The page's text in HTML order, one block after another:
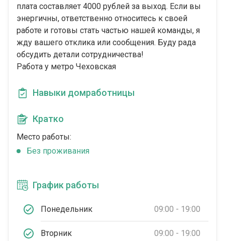
плата составляет 4000 рублей за выход. Если вы
энергичны, ответственно относитесь к своей
работе и готовы стать частью нашей команды, я
жду вашего отклика или сообщения. Буду рада
обсудить детали сотрудничества!
Работа у метро Чеховская
Навыки домработницы
Кратко
Место работы:
Без проживания
График работы
Понедельник 09:00 - 19:00
Вторник 09:00 - 19:00